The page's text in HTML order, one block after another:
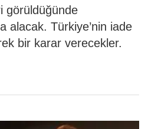
görüldüğünde
alacak. Türkiye’nin iade
bir karar verecekler.